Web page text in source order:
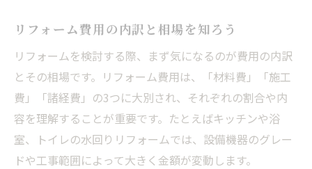
リフォームで実感する断熱・省エネ効果
岐阜県リフォームの安心できる施工例
費用最適化なら岐阜県リフォームが有利な理由
リフォーム費用を抑える岐阜県のメリット
工務店選びでリフォーム費用が変わる理由
リフォーム費用の見積もり比較ポイント
リフォーム費用の内訳と相場を知ろう
リフォームを検討する際、まず気になるのが費用の内訳
とその相場です。リフォーム費用は、「材料費」「施工
費」「諸経費」の3つに大別され、それぞれの割合や内
容を理解することが重要です。たとえばキッチンや浴
室、トイレの水回りリフォームでは、設備機器のグレー
ドや工事範囲によって大きく金額が変動します。